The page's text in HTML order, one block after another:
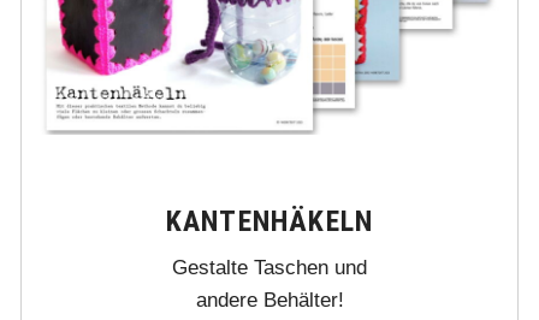
KANTENHÄKELN
Gestalte Taschen und
andere Behälter!